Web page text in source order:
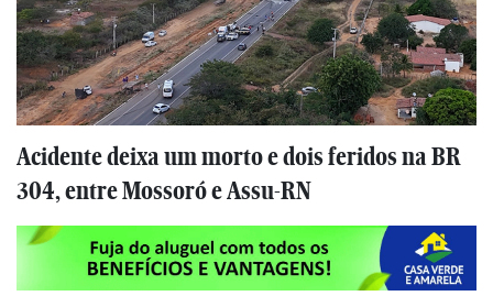
Acidente deixa um morto e dois feridos na BR
304, entre Mossoró e Assu-RN